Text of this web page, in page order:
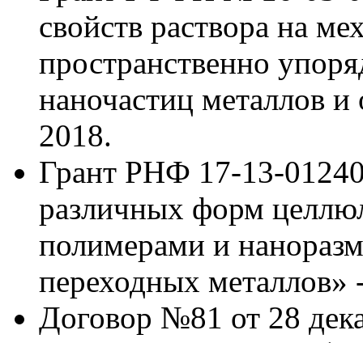
свойств раствора на
пространственно
наночастиц металлов
2018.
Грант РНФ 17-13-
различных форм
полимерами и
переходных металлов»
Договор №81 от 28